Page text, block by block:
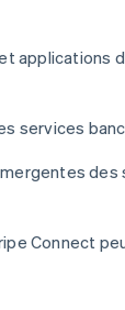
applications
services
des
Connect